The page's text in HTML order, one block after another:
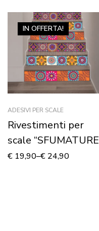
IN OFFERTA!
ADESIVI PER SCALE
Rivestimenti per
scale “SFUMATURE
DI ARANCIO”
€ 19,90–€ 24,90